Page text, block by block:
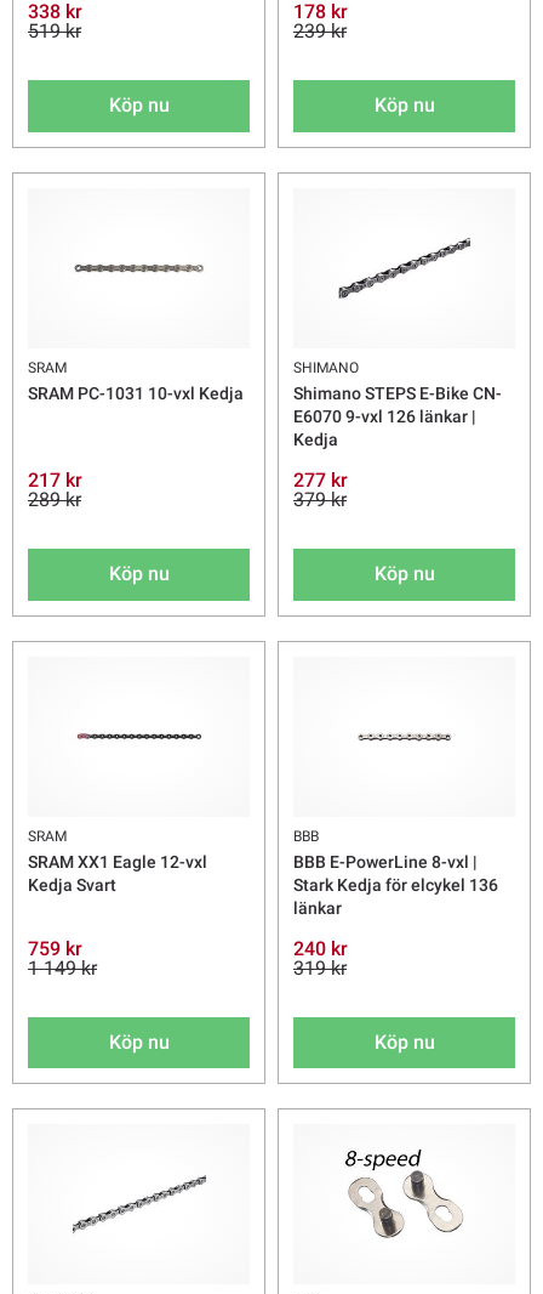
338 kr
519 kr
Köp nu
178 kr
239 kr
Köp nu
SRAM
SRAM PC-1031 10-vxl Kedja
217 kr
289 kr
Köp nu
SHIMANO
Shimano STEPS E-Bike CN-
E6070 9-vxl 126 länkar |
Kedja
277 kr
379 kr
Köp nu
SRAM
SRAM XX1 Eagle 12-vxl
Kedja Svart
759 kr
1 149 kr
Köp nu
BBB
BBB E-PowerLine 8-vxl |
Stark Kedja för elcykel 136
länkar
240 kr
319 kr
Köp nu